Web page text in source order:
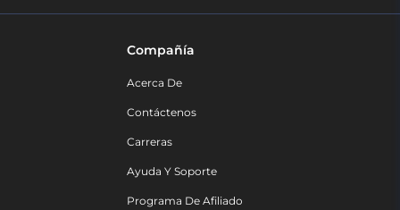
Compañía
Acerca De
Contáctenos
Carreras
Ayuda Y Soporte
Programa De Afiliado